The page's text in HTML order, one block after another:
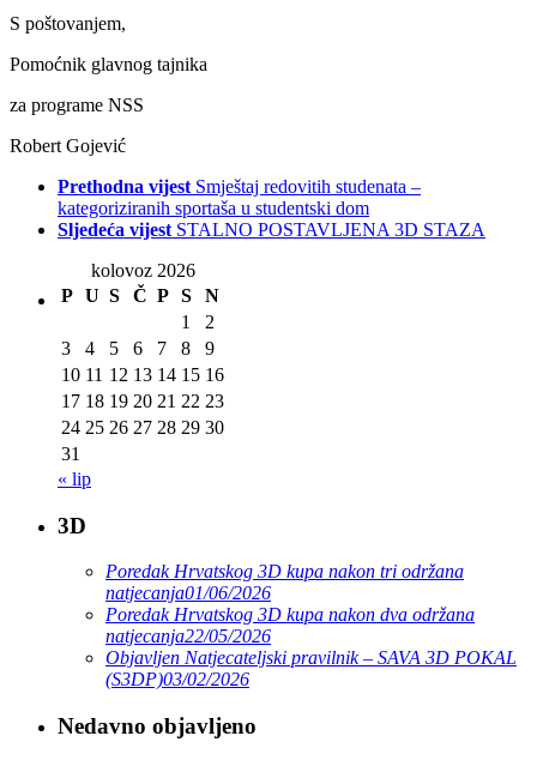
S poštovanjem,
Pomoćnik glavnog tajnika
za programe NSS
Robert Gojević
Prethodna vijest Smještaj redovitih studenata –
kategoriziranih sportaša u studentski dom
Sljedeća vijest STALNO POSTAVLJENA 3D STAZA
kolovoz 2026
P U S Č P S
N
1
2
3
4 5 6 7 8
9
10 11 12 13 14 15 16
17 18 19 20 21 22 23
24 25 26 27 28 29 30
31
« lip
3D
Poredak Hrvatskog 3D kupa nakon tri održana
natjecanja01/06/2026
Poredak Hrvatskog 3D kupa nakon dva održana
natjecanja22/05/2026
Objavljen Natjecateljski pravilnik – SAVA 3D POKAL
(S3DP)03/02/2026
Nedavno objavljeno